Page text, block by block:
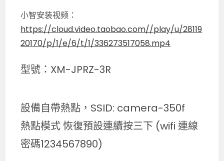
小智安装视频：
https://cloud.video.taobao.com//play/u/28119
20170/p/1/e/6/t/1/336273517058.mp4
型號：XM-JPRZ-3R
設備自帶熱點，SSID: camera-350f
熱點模式 恢復預設連續按三下 (wifi 連線
密碼1234567890)